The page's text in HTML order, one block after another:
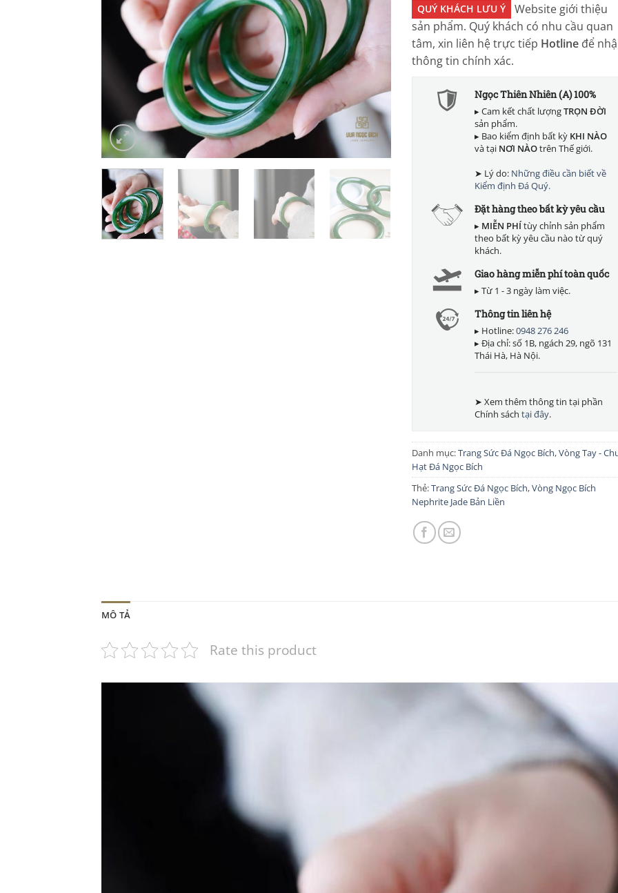
QUÝ KHÁCH LƯU Ý
Website giới thiệu
sản phẩm. Quý khách có nhu cầu quan
tâm, xin liên hệ trực tiếp Hotline để
thông tin chính xác.
Ngọc Thiên Nhiên (A) 100%
▸ Cam kết chất lượngTRỌN ĐỜI
sản phẩm.
▸ Bao kiểm định bất kỳ KHI NÀO
và tại NƠI NÀOtrên Thế giới.
➤ Lý do: Những điều cần biết về
Kiểm định Đá Quý.
Đặt hàng theo bất kỳ yêu cầu
▸ MIỄN PHÍtùy chỉnh sản phẩm
theo bất kỳ yêu cầu nào từ quý
khách.
Giao hàng miễn phí toàn quốc
▸ Từ 1 - 3 ngày làm việc.
Thông tin liên hệ
▸ Hotline:0948 276 246
▸ Địa chỉ: số 1B, ngách 29, ngõ 131
Thái Hà, Hà Nội.
➤ Xem thêm thông tin tại phần
Chính sách tại đây.
Danh mục:Trang Sức Đá Ngọc Bích,Vòng Tay -
Hạt Đá Ngọc Bích
Thẻ:Trang Sức Đá Ngọc Bích,Vòng Ngọc Bích
Nephrite Jade Bản Liền
MÔ TẢ
Rate this product